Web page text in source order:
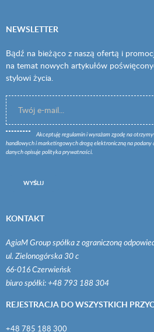
NEWSLETTER
Bądź na bieżąco z naszą ofertą i
na temat nowych artykułów
stylowi życia.
Akceptuję regulamin i wyrażam zgodę na
handlowych i marketingowych drogą elektroniczną na podany
danych opisuje polityka prywatności
WYŚLIJ
KONTAKT
AgiaM Group spółka z ograniczoną
ul. Zielonogórska 30 c
66-016 Czerwieńsk
biuro spółki: +48 793 188 304
REJESTRACJA DO WSZYSTKICH
+48 785 188 300